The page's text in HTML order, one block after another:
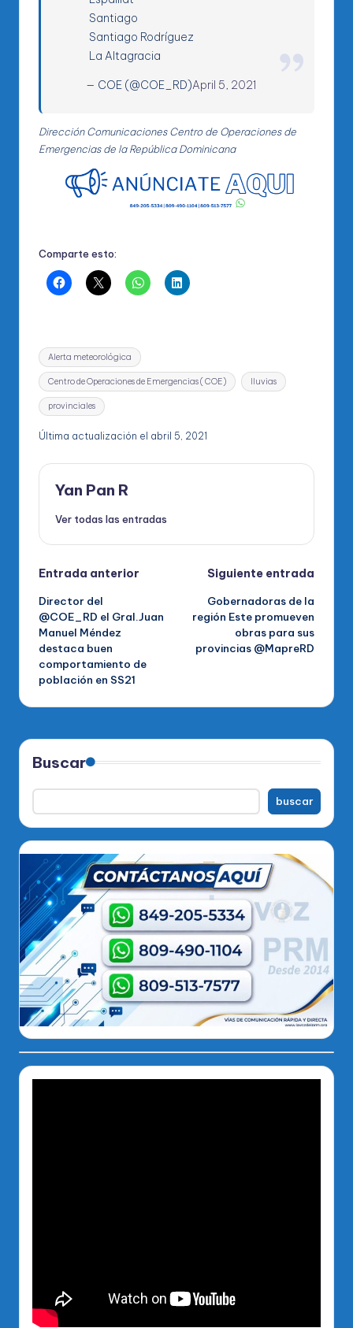
Santiago
Santiago Rodríguez
La Altagracia
— COE (@COE_RD)April 5, 2021
Dirección Comunicaciones Centro de Operaciones de
Emergencias de la República Dominicana
Comparte esto:
Etiquetas:
Alerta meteorológica
Centro de Operaciones de Emergencias ( COE) lluvias
provinciales
Última actualización el abril 5, 2021
Yan Pan R
Ver todas las entradas
Navegación
de
entradas
Entrada anterior
Director del
@COE_RD el Gral.Juan
Manuel Méndez
destaca buen
comportamiento de
población en SS21
Siguiente entrada
Gobernadoras de la
región Este promueven
obras para sus
provincias @MapreRD
Buscar
buscar